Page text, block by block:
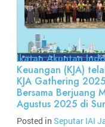
Ikatan Akuntan
Keuangan (KJA)
KJA Gathering
Bersama Berjuang
Agustus 2025 di
Posted in Seputar IAI